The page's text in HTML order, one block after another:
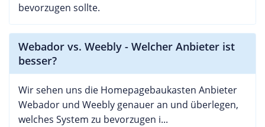
bevorzugen sollte.
Webador vs. Weebly - Welcher Anbieter ist
besser?
Wir sehen uns die Homepagebaukasten Anbieter
Webador und Weebly genauer an und überlegen,
welches System zu bevorzugen i...